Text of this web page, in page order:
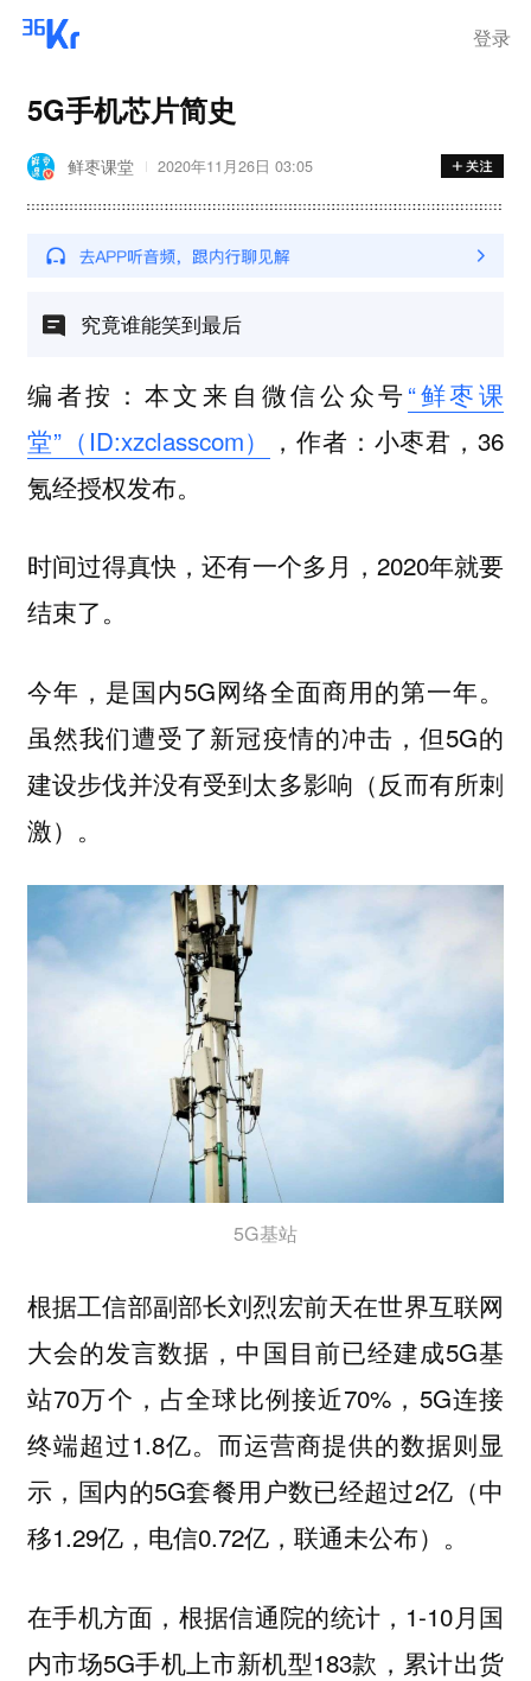
登录
5G手机芯片简史
鲜枣课堂 2020年11月26日 03:05
究竟谁能笑到最后
编者按：本文来自微信公众号“鲜枣课
堂”（ID:xzclasscom）
，作者：小枣君，36
氪经授权发布。
时间过得真快，还有一个多月，2020年就要
结束了。
今年，是国内5G网络全面商用的第一年。
虽然我们遭受了新冠疫情的冲击，但5G的
建设步伐并没有受到太多影响（反而有所刺
激）。
5G基站
根据工信部副部长刘烈宏前天在世界互联网
大会的发言数据，中国目前已经建成5G基
站70万个，占全球比例接近70%，5G连接
终端超过1.8亿。而运营商提供的数据则显
示，国内的5G套餐用户数已经超过2亿（中
移1.29亿，电信0.72亿，联通未公布）。
在手机方面，根据信通院的统计，1-10月国
内市场5G手机上市新机型183款，累计出货